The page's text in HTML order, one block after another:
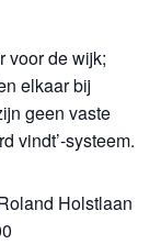
voor de wijk;
elkaar bij
geen vaste
vindt’-systeem.
Holstlaan